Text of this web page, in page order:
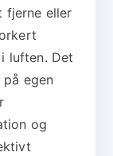
fjerne eller
luften. Det
egen
og